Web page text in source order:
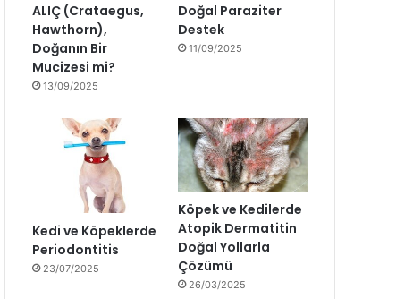
ALIÇ (Crataegus,
Hawthorn),
Doğanın Bir
Mucizesi mi?
13/09/2025
Doğal Paraziter
Destek
11/09/2025
Kedi ve Köpeklerde
Periodontitis
23/07/2025
Köpek ve Kedilerde
Atopik Dermatitin
Doğal Yollarla
Çözümü
26/03/2025